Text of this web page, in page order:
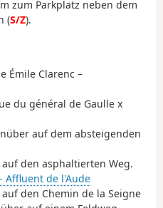
zum Parkplatz neben dem
(S/Z).
Émile Clarenc –
du général de Gaulle x
auf dem absteigenden
den asphaltierten Weg.
Affluent de l'Aude
den Chemin de la Seigne